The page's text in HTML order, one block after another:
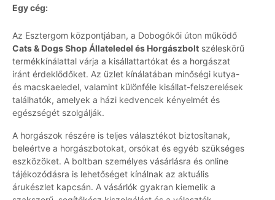
Egy cég:
Az Esztergom központjában, a Dobogókői úton működő
Cats & Dogs Shop Állateledel és Horgászbolt széleskörű
termékkínálattal várja a kisállattartókat és a horgászat
iránt érdeklődőket. Az üzlet kínálatában minőségi kutya-
és macskaeledel, valamint különféle kisállat-felszerelések
találhatók, amelyek a házi kedvencek kényelmét és
egészségét szolgálják.
A horgászok részére is teljes választékot biztosítanak,
beleértve a horgászbotokat, orsókat és egyéb szükséges
eszközöket. A boltban személyes vásárlásra és online
tájékozódásra is lehetőséget kínálnak az aktuális
árukészlet kapcsán. A vásárlók gyakran kiemelik a